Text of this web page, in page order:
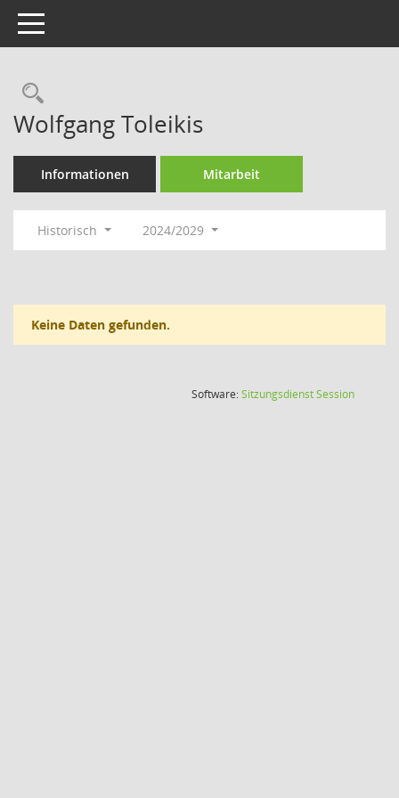
Toggle navigation
Rechercheauswahl
Wolfgang Toleikis
Informationen Mitarbeit
Historisch 2024/2029
Keine Daten gefunden.
Software:SitzungsdienstSession(Wird in